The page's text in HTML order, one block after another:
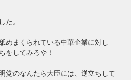
た。
めまくられている中華企業に対し
をしてみろや！
党のなんたら大臣には、逆立ちして